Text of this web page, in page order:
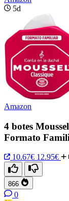
5d
Amazon
4 botes
Formato
10.67€ 12.95€
866
0